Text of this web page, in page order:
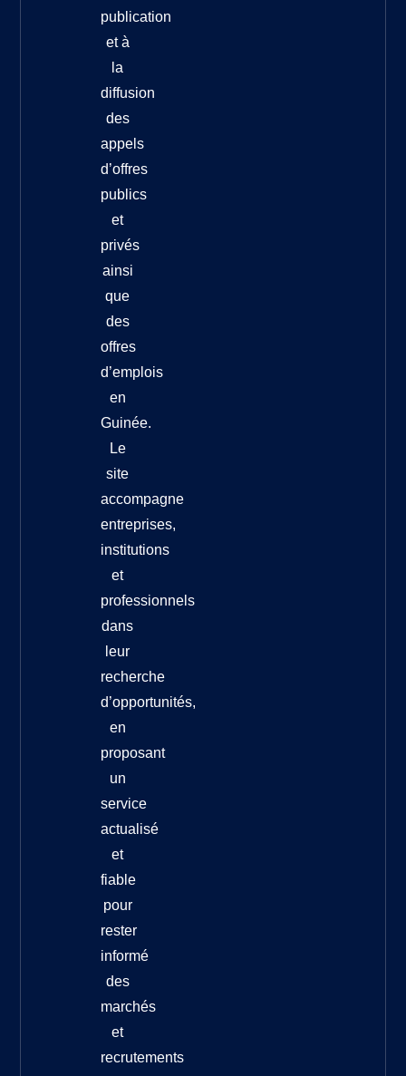
publication
et à
la
diffusion
des
appels
d’offres
publics
et
privés
ainsi
que
des
offres
d’emplois
en
Guinée.
Le
site
accompagne
entreprises,
institutions
et
professionnels
dans
leur
recherche
d’opportunités,
en
proposant
un
service
actualisé
et
fiable
pour
rester
informé
des
marchés
et
recrutements